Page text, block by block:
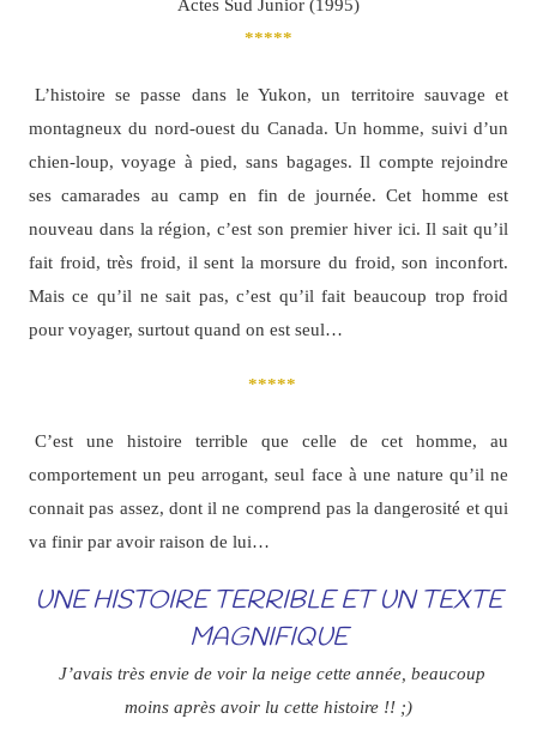
Actes Sud Junior (1995)
*****
L’histoire se passe dans le Yukon, un territoire sauvage et
montagneux du nord-ouest du Canada. Un homme, suivi d’un
chien-loup, voyage à pied, sans bagages. Il compte rejoindre
ses camarades au camp en fin de journée. Cet homme est
nouveau dans la région, c’est son premier hiver ici. Il sait qu’il
fait froid, très froid, il sent la morsure du froid, son inconfort.
Mais ce qu’il ne sait pas, c’est qu’il fait beaucoup trop froid
pour voyager, surtout quand on est seul…
*****
C’est une histoire terrible que celle de cet homme, au
comportement un peu arrogant, seul face à une nature qu’il ne
connait pas assez, dont il ne comprend pas la dangerosité et qui
va finir par avoir raison de lui…
UNE HISTOIRE TERRIBLE ET UN TEXTE
MAGNIFIQUE
J’avais très envie de voir la neige cette année, beaucoup
moins après avoir lu cette histoire !! ;)